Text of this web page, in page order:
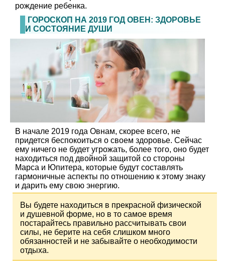
рождение ребенка.
ГОРОСКОП НА 2019 ГОД ОВЕН: ЗДОРОВЬЕ
И СОСТОЯНИЕ ДУШИ
В начале 2019 года Овнам, скорее всего, не
придется беспокоиться о своем здоровье. Сейчас
ему ничего не будет угрожать, более того, оно будет
находиться под двойной защитой со стороны
Марса и Юпитера, которые будут составлять
гармоничные аспекты по отношению к этому знаку
и дарить ему свою энергию.
Вы будете находиться в прекрасной физической
и душевной форме, но в то самое время
постарайтесь правильно рассчитывать свои
силы, не берите на себя слишком много
обязанностей и не забывайте о необходимости
отдыха.